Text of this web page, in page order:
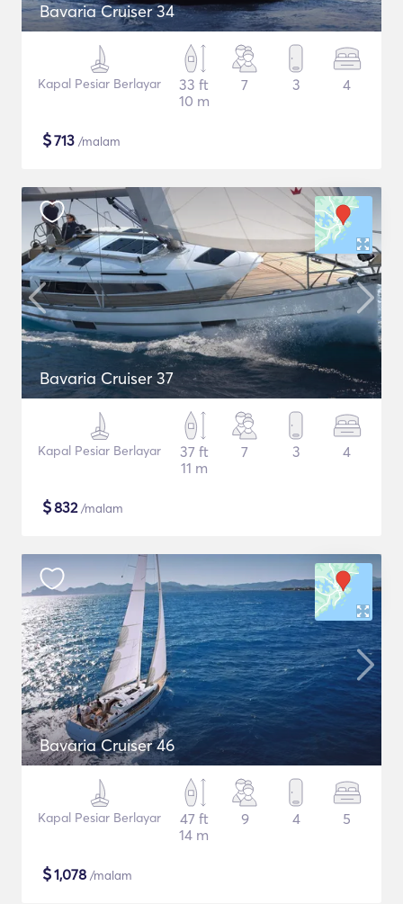
Bavaria Cruiser 34
Kapal Pesiar Berlayar
33 ft
10 m
7 3 4
$713 /malam
Bavaria Cruiser 37
Kapal Pesiar Berlayar
37 ft
11 m
7 3 4
$832/malam
Bavaria Cruiser 46
Kapal Pesiar Berlayar
47 ft
14 m
9 4 5
$1,078 /malam